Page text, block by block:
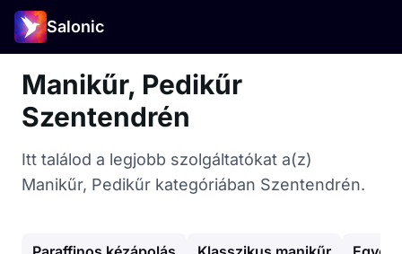
Salonic
Manikűr, Pedikűr
Szentendrén
Itt találod a legjobb szolgáltatókat a(z)
Manikűr, Pedikűr kategóriában Szentendrén.